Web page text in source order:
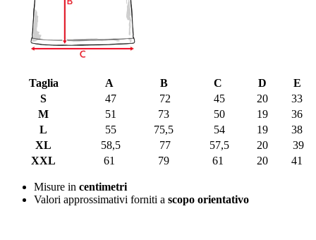
Taglia A B C D
E
S
47 72 45 20
33
M
51 73 50 19
36
L
55 75,5 54 19
38
XL
58,5 77 57,5 20
39
XXL
61 79 61 20 41
Misure in centimetri
Valori approssimativi forniti a scopo orientativo